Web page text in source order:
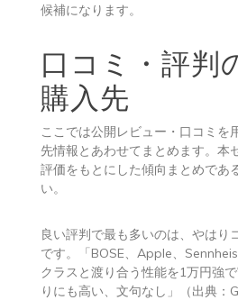
候補になります。
口コミ・評判
購入先
ここでは公開レビュー・口コミを
先情報とあわせてまとめます。本
評価をもとにした傾向まとめであ
い。
良い評判で最も多いのは、やはり
です。「BOSE、Apple、
クラスと渡り合う性能を1万円強
りにも高い、文句なし」（出典：